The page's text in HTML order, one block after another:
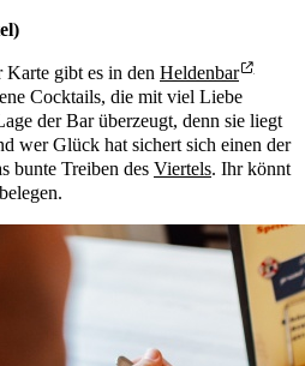
Karte gibt es in den Heldenbar
Cocktails, die mit viel Liebe
der Bar überzeugt, denn sie liegt
wer Glück hat sichert sich einen der
bunte Treiben des Viertels. Ihr könnt